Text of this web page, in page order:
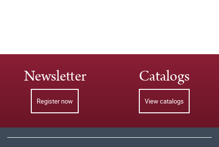
Newsletter
Register now
Catalogs
View catalogs